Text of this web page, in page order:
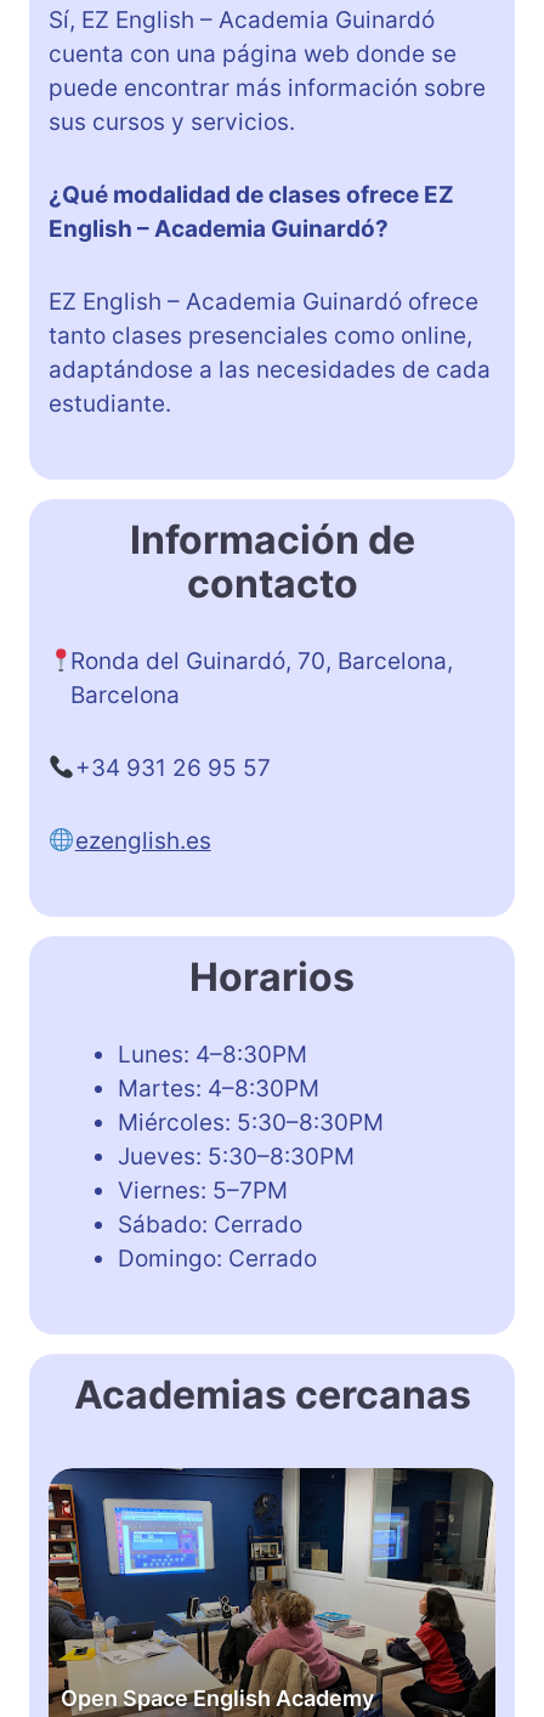
Sí, EZ English – Academia Guinardó
cuenta con una página web donde se
puede encontrar más información sobre
sus cursos y servicios.
¿Qué modalidad de clases ofrece EZ
English – Academia Guinardó?
EZ English – Academia Guinardó ofrece
tanto clases presenciales como online,
adaptándose a las necesidades de cada
estudiante.
Información de
contacto
Ronda del Guinardó, 70, Barcelona,
Barcelona
+34 931 26 95 57
ezenglish.es
Horarios
Lunes: 4–8:30PM
Martes: 4–8:30PM
Miércoles: 5:30–8:30PM
Jueves: 5:30–8:30PM
Viernes: 5–7PM
Sábado: Cerrado
Domingo: Cerrado
Academias cercanas
Open Space English Academy
O
p
e
n
S
p
a
c